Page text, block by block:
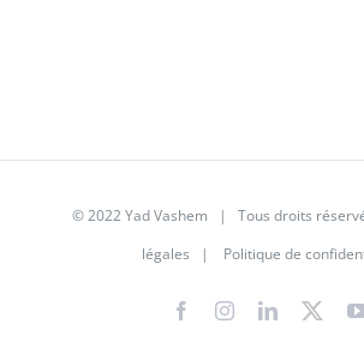
© 2022 Yad Vashem | Tous droits
légales | Politique de
FacebookInstagramLinkedIn
X